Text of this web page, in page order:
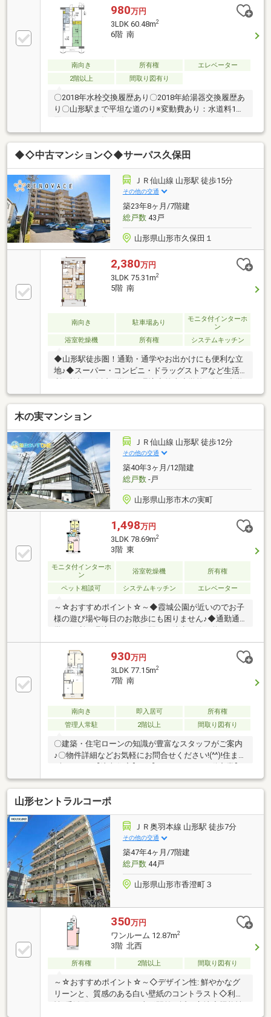
ん、お子様の遊びスペースやご家族の寛ぎの場として
も最適。5.6帖の洋室は玄関側に配置されているため、
リモートワーク部屋や寝室としても静かにご活用いた
だけます。また、お買い物施設や学校、病院などの生
活利便施設が周辺に充実しており、お車でも電車でも
山形市内各所へスムーズにアクセス可能。利便性と心
地よい住環境をどちらも妥協したくない方に、自信を
980万円
3LDK 60.48m2
6階 南
南向き 所有権
エレベーター
2階以上
間取り図有り
〇2018年水栓交換履歴あり〇2018年給湯器交換履歴あ
り〇山形駅まで平坦な道のり※変動費あり：水道料1
回/2か月、偶数月
◆◇中古マンション◇◆サーパス久保田
ＪＲ仙山線 山形駅 徒歩15分
その他の交通
築23年8ヶ月/7階建
総戸数43戸
山形県山形市久保田１
2,380万円
3LDK 75.31m2
5階 南
南向き 駐車場あり
モニタ付インターホ
ン
浴室乾燥機
所有権 システムキッチン
◆山形駅徒歩圏！通勤・通学やお出かけにも便利な立
地♪◆スーパー・コンビニ・ドラッグストアなど生活
利便施設が身近に揃う住環境◆第十小学校・第三中学
校エリアでお子様の通学にも配慮しやすい立地◆駅近
の利便性と落ち着いた住宅街の暮らしやすさを兼ね備
えた住まい♪＝周辺環境＝・山形認定こども園・・・
徒歩4分（302ｍ）・山形市立第十小学校・・・徒歩22
分（1600ｍ）・山形市立第三中学校・・・徒歩10分
（737ｍ）・マックスバリュ山形駅西口店・・・徒歩
13分（990ｍ）・セブンイレブン山形久保田3丁目
店・・・徒歩5分（357ｍ）・ドラッグヤマザワ清住町
店・・・徒歩14分（1073ｍ）
木の実マンション
ＪＲ仙山線 山形駅 徒歩12分
その他の交通
築40年3ヶ月/12階建
総戸数-戸
山形県山形市木の実町
1,498万円
3LDK 78.69m2
3階 東
モニタ付インターホ
ン
浴室乾燥機 所有権
ペット相談可 システムキッチン エレベーター
～☆おすすめポイント☆～◆霞城公園が近いのでお子
様の遊び場や毎日のお散歩にも困りません♪◆通勤通
960m）◆周辺に医療施設が充実！安心して毎日を過
ごせます！◆忙しい朝もエレベーターが2基あるので
待ち時間短縮！《学校》・第一小学校まで徒歩4分
（約260m）・第三中学校まで徒歩18分（約1400m）
《周辺環境》・霞城公園まで徒歩7分（約500m）・至
誠堂総合病院まで徒歩2分（約160m）
930万円
3LDK 77.15m2
7階 南
南向き 即入居可
所有権
管理人常駐
2階以上 間取り図有り
〇建築・住宅ローンの知識が豊富なスタッフがご案内
♪〇物件詳細などお気軽にお問合せください!(^^)!住まい
で経験豊富なスタッフがお客様の住まい探しをお手伝
いさせていただいております。見学ご予約は→0120-
772-619までお気軽にご相談ください(^^♪
山形セントラルコーポ
ＪＲ奥羽本線 山形駅 徒歩7分
その他の交通
築47年4ヶ月/7階建
総戸数44戸
山形県山形市香澄町３
350万円
ワンルーム 12.87m2
3階 北西
所有権 2階以上 間取り図有り
～☆おすすめポイント☆～◇デザイン性: 鮮やかなグ
リーンと、質感のある白い壁紙のコントラスト◇利便